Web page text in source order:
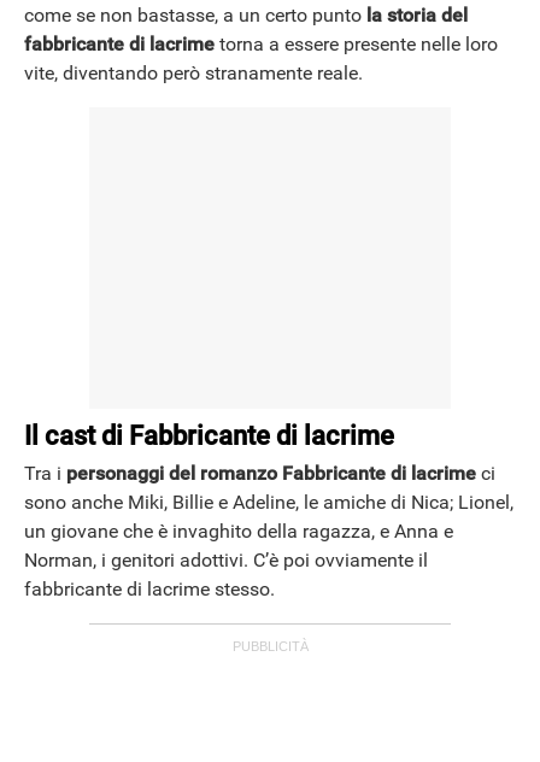
come se non bastasse, a un certo punto la storia del
fabbricante di lacrime torna a essere presente nelle loro
vite, diventando però stranamente reale.
Il cast di Fabbricante di lacrime
Tra i personaggi del romanzo Fabbricante di lacrime ci
sono anche Miki, Billie e Adeline, le amiche di Nica; Lionel,
un giovane che è invaghito della ragazza, e Anna e
Norman, i genitori adottivi. C’è poi ovviamente il
fabbricante di lacrime stesso.